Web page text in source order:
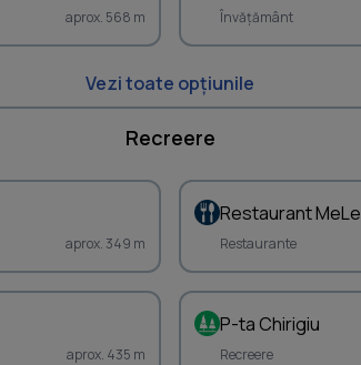
aprox. 568 m Învățământ
Vezi toate opțiunile
Recreere
aprox. 349 m
Restaurant MeLe
Restaurante
aprox. 435 m
P-ta Chirigiu
Recreere